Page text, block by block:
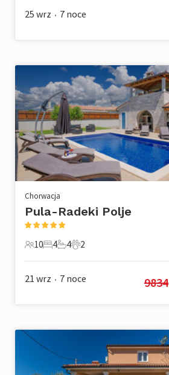
25 wrz • 7 noce
Chorwacja
Pula-Radeki Polje
10 Goście
10
4 Sypialnie
4
4 Łazienki
4
2 Zwierzęta domowe
2
21 wrz • 7 noce 9834